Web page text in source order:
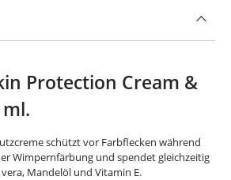
Protection Cream &
schützt vor Farbflecken während
Wimpernfärbung und spendet gleichzeitig
Mandelöl und Vitamin E.